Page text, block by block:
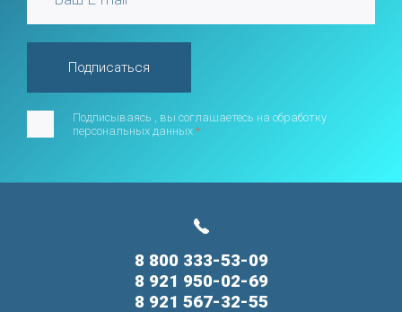
Подписываясь , вы соглашаетесь на обработку
персональных данных *
Подписаться
8 800 333-53-09
8 921 950-02-69
8 921 567-32-55